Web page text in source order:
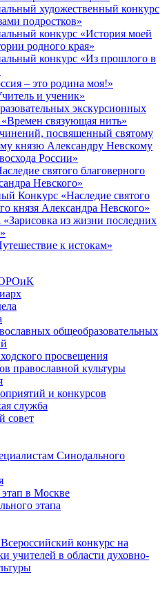
художественный конкурс
подростков»
конкурс «История моей
родного края»
конкурс «Из прошлого в
– это родина моя!»
и ученик»
экскурсионных
связующая нить»
посвященный святому
князю Александру Невскому
России»
святого благоверного
Невского»
Конкурс «Наследие святого
князя Александра Невского»
из жизни последних
к истокам»
общеобразовательных
просвещения
православной культуры
и конкурсов
служба
совет
Синодального
в Москве
этапа
конкурс на
учителей в области духовно-